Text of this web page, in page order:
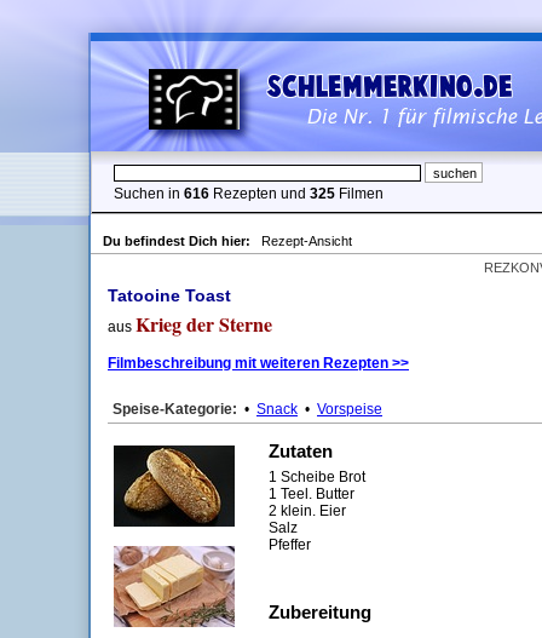
Suchen in 616 Rezepten und 325 Filmen
Du befindest Dich hier:
Rezept-Ansicht
Tatooine Toast
aus Krieg der Sterne
Filmbeschreibung mit weiteren Rezepten >>
Speise-Kategorie: • Snack • Vorspeise
Zutaten
1 Scheibe Brot
1 Teel. Butter
2 klein. Eier
Salz
Pfeffer
Zubereitung